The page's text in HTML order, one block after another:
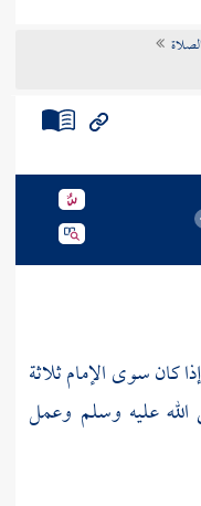
كان سوى الإمام ثلاثة
الله عليه وسلم وعمل